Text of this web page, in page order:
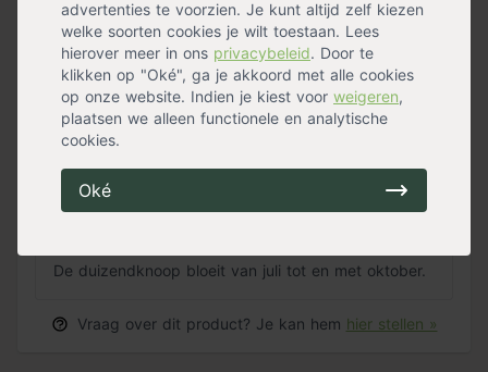
advertenties te voorzien. Je kunt altijd zelf kiezen
welke soorten cookies je wilt toestaan. Lees
hierover meer in ons privacybeleid. Door te
klikken op "Oké", ga je akkoord met alle cookies
op onze website. Indien je kiest voor weigeren,
plaatsen we alleen functionele en analytische
cookies.
Oké
Met welke planten kan je de duizendknoop goed
combineren?
De plant is goed te combineren met andere planten.
Vaak wordt deze gecombineerd met de zonnehoed,
siergrassen en het purperklokje.
Wanneer staat de duizendknoop in bloei?
De duizendknoop bloeit van juli tot en met oktober.
Vraag over dit product? Je kan hem hier stellen »